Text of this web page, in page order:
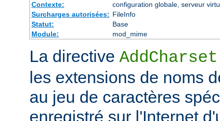
Contexte:
configuration globale, serveur
Surcharges autorisées: FileInfo
Statut:
Base
Module:
mod_mime
La directive AddCharset
les extensions de noms
au jeu de caractères
enregistré sur l'Internet